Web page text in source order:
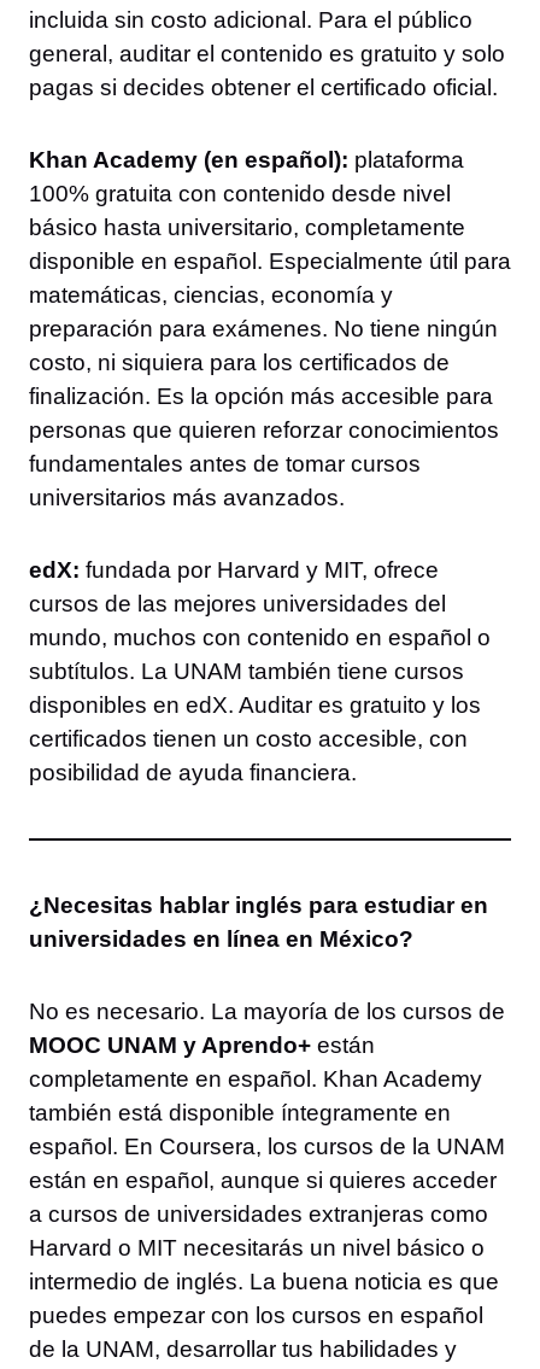
incluida sin costo adicional. Para el público
general, auditar el contenido es gratuito y solo
pagas si decides obtener el certificado oficial.
Khan Academy (en español): plataforma
100% gratuita con contenido desde nivel
básico hasta universitario, completamente
disponible en español. Especialmente útil para
matemáticas, ciencias, economía y
preparación para exámenes. No tiene ningún
costo, ni siquiera para los certificados de
finalización. Es la opción más accesible para
personas que quieren reforzar conocimientos
fundamentales antes de tomar cursos
universitarios más avanzados.
edX: fundada por Harvard y MIT, ofrece
cursos de las mejores universidades del
mundo, muchos con contenido en español o
subtítulos. La UNAM también tiene cursos
disponibles en edX. Auditar es gratuito y los
certificados tienen un costo accesible, con
posibilidad de ayuda financiera.
¿Necesitas hablar inglés para estudiar en
universidades en línea en México?
No es necesario. La mayoría de los cursos de
MOOC UNAM y Aprendo+ están
completamente en español. Khan Academy
también está disponible íntegramente en
español. En Coursera, los cursos de la UNAM
están en español, aunque si quieres acceder
a cursos de universidades extranjeras como
Harvard o MIT necesitarás un nivel básico o
intermedio de inglés. La buena noticia es que
puedes empezar con los cursos en español
de la UNAM, desarrollar tus habilidades y